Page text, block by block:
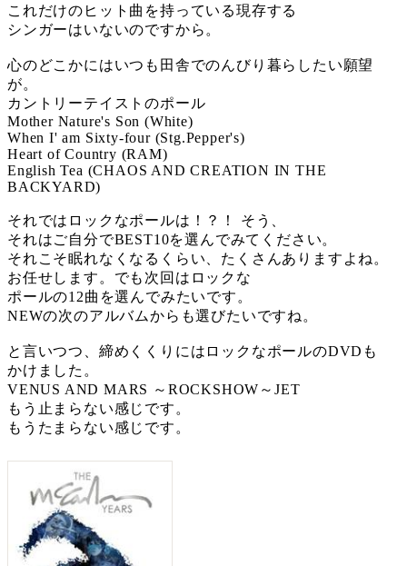
これだけのヒット曲を持っている現存する
シンガーはいないのですから。
心のどこかにはいつも田舎でのんびり暮らしたい願望
が。
カントリーテイストのポール
Mother Nature's Son (White)
When I' am Sixty-four (Stg.Pepper's)
Heart of Country (RAM)
English Tea (CHAOS AND CREATION IN THE
BACKYARD)
それではロックなポールは！？！ そう、
それはご自分でBEST10を選んでみてください。
それこそ眠れなくなるくらい、たくさんありますよね。
お任せします。でも次回はロックな
ポールの12曲を選んでみたいです。
NEWの次のアルバムからも選びたいですね。
と言いつつ、締めくくりにはロックなポールのDVDも
かけました。
VENUS AND MARS ～ROCKSHOW～JET
もう止まらない感じです。
もうたまらない感じです。